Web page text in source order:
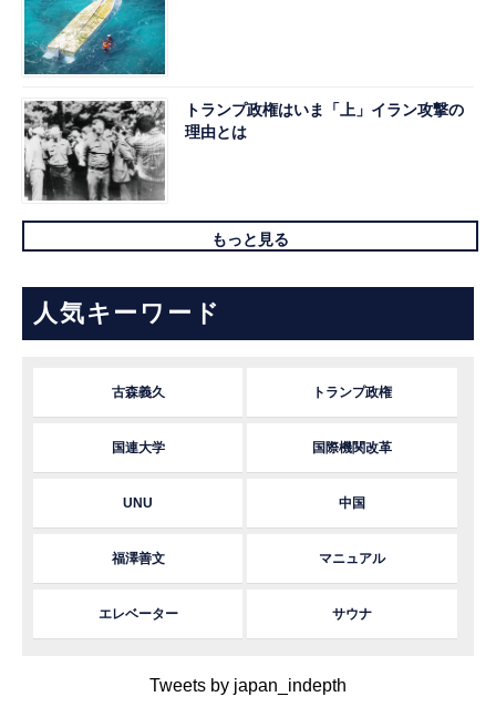
トランプ政権はいま「上」イラン攻撃の
理由とは
もっと見る
人気キーワード
古森義久 トランプ政権
国連大学 国際機関改革
UNU 中国
福澤善文 マニュアル
エレベーター サウナ
Tweets by japan_indepth